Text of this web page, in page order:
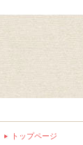
トップページ